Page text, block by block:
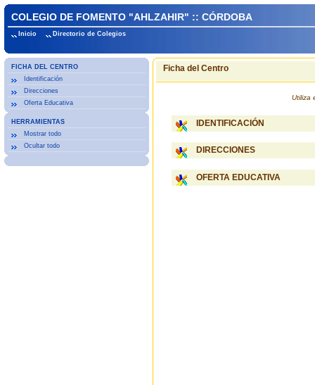
COLEGIO DE FOMENTO "AHLZAHIR" :: CÓRDOBA
Inicio Directorio de Colegios
FICHA DEL CENTRO
Identificación
Direcciones
Oferta Educativa
HERRAMIENTAS
Mostrar todo
Ocultar todo
Ficha del Centro
Utiliza
IDENTIFICACIÓN
DIRECCIONES
OFERTA EDUCATIVA